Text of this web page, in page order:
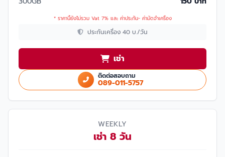
* ราคานี้ยังไม่รวม Vat 7% และ ค่าประกัน- ค่ามัดจำเครื่อง
ประกันเครื่อง 40 บ./วัน
เช่า
ติดต่อสอบถาม
089-011-5757
WEEKLY
เช่า 8 วัน